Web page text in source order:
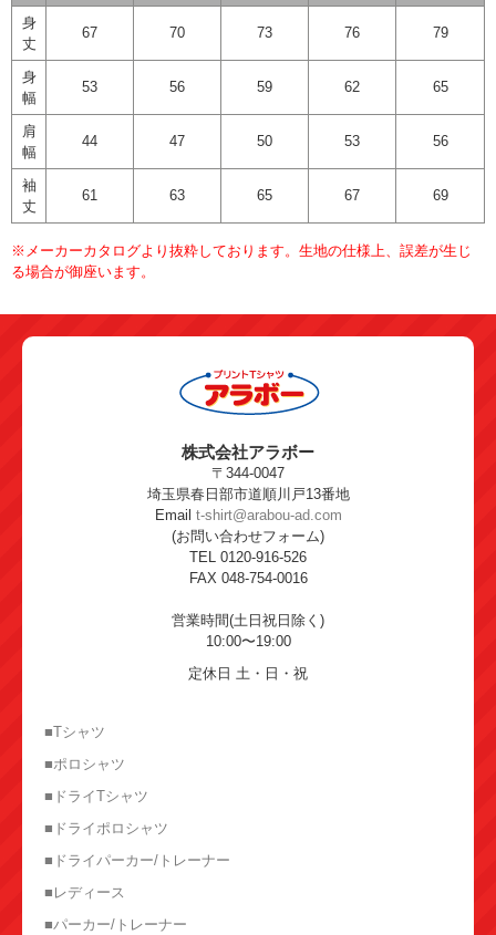
身
丈
67 70 73 76 79
身
幅
53 56 59 62 65
肩
幅
44 47 50 53 56
袖
丈
61 63 65 67 69
※メーカーカタログより抜粋しております。生地の仕様上、誤差が生じ
る場合が御座います。
株式会社アラボー
〒344-0047
埼玉県春日部市道順川戸13番地
Email t-shirt@arabou-ad.com
(お問い合わせフォーム)
TEL 0120-916-526
FAX 048-754-0016
営業時間(土日祝日除く)
10:00〜19:00
定休日 土・日・祝
■Tシャツ
■ポロシャツ
■ドライTシャツ
■ドライポロシャツ
■ドライパーカー/トレーナー
■レディース
■パーカー/トレーナー